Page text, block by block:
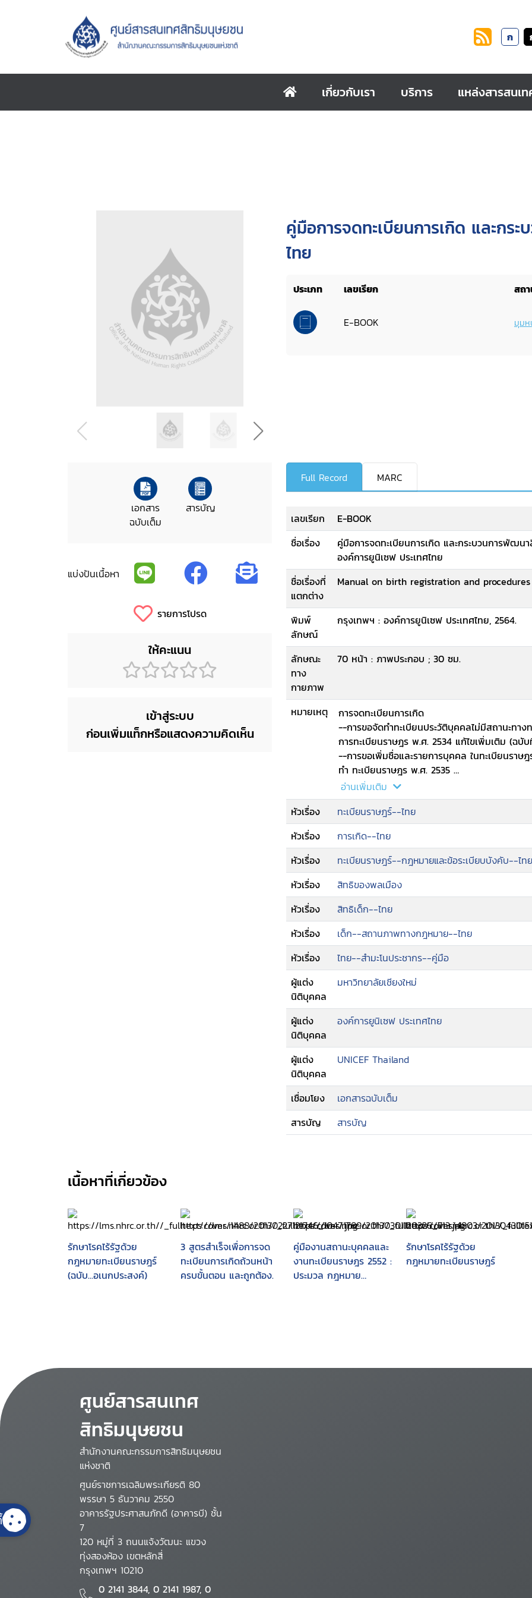
ก
เกี่ยวกับเรา บริการ แหล่งสารสนเ
คู่มือการจดทะเบียนการเกิด และก
ไทย
ประเภท เลขเรียก สถ
E-BOOK มุมห
เอกสาร
ฉบับเต็ม
สารบัญ
แบ่งปันเนื้อหา
รายการโปรด
ให้คะแนน
เข้าสู่ระบบ
ก่อนเพิ่มแท็กหรือแสดงความคิดเห็น
Full Record MARC
เลขเรียก
E-BOOK
ชื่อเรื่อง
คู่มือการจดทะเบียนการเกิด และกระบวนการพัฒ
องค์การยูนิเซฟ ประเทศไทย
ชื่อเรื่องที่
แตกต่าง
Manual on birth registration and
พิมพ์
ลักษณ์
กรุงเทพฯ : องค์การยูนิเซฟ ประเทศไทย, 2564.
ลักษณะ
ทาง
กายภาพ
70 หน้า : ภาพประกอบ ; 30 ซม.
หมายเหตุ
การจดทะเบียนการเกิด
--การขอจัดทำทะเบียนประวัติบุคคลไม่มีสถานะท
การทะเบียนราษฎร พ.ศ. 2534 แก้ไขเพิ่มเติม (ฉบั
--การขอเพิ่มชื่อและรายการบุคคล ในทะเบียนราษ
ทำ ทะเบียนราษฎร พ.ศ. 2535
--การขอลงรายการสัญชาติตามระเบียบสำนักทะเ
ในทะเบียบราษฎร ให้แก่บุคคลบนพื้นที่สูง พ.ศ.
--การขอลงรายการสัญชาติไทยตามมาตรา 23 แ
(ฉบับที่ 4) พ.ศ. 2551
--การขอสัญชาติไทย กรณีคนไร้รากเหง้า มาตรา
พ.ศ. 2534 แก้ไขเพิ่มเติม (ฉบับที่ 3) พ.ศ. 2562
--การขอพัฒนาสิทธิในสัญชาติไทยของคนไทยพ
เพิ่มเติม (ฉบับที่ 5) พ.ศ. 2555
--การขอรับรองสิทธิในสัญชาติไทยตามมาตรา 7
สัญชาติ พ.ศ. 2508 แก้ไขเพิ่มเติม (ฉบับที่ 4) พ.ศ.
--การขอหนังสือรับรองความจำเป็นที่จะต้องมีสัญ
ๆ ที่ไม่ใช่ชนกลุ่มน้อยหรือกลุ่มชาติพันธุ์ (นักเรียน/
--สรุปการเข้าถึงสิทธิอันจำเป็นของคนที่มีปัญหาสถ
อ่านเพิ่มเติม
หัวเรื่อง
ทะเบียนราษฎร์--ไทย
หัวเรื่อง
การเกิด--ไทย
หัวเรื่อง
ทะเบียนราษฎร์--กฎหมายและข้อระเบียบบังคับ--ไทย
หัวเรื่อง
สิทธิของพลเมือง
หัวเรื่อง
สิทธิเด็ก--ไทย
หัวเรื่อง
เด็ก--สถานภาพทางกฎหมาย--ไทย
หัวเรื่อง
ไทย--สำมะโนประชากร--คู่มือ
ผู้แต่ง
นิติบุคคล
มหาวิทยาลัยเชียงใหม่
ผู้แต่ง
นิติบุคคล
องค์การยูนิเซฟ ประเทศไทย
ผู้แต่ง
นิติบุคคล
UNICEF Thailand
เชื่อมโยง
เอกสารฉบับเต็ม
สารบัญ
สารบัญ
เนื้อหาที่เกี่ยวข้อง
รักษาโรคไร้รัฐด้วย
กฎหมายทะเบียนราษฎร์
(ฉบับ...อเนกประสงค์)
3 สูตรสำเร็จเพื่อการจด
ทะเบียนการเกิดถ้วนหน้า
ครบขั้นตอน และถูกต้อง.
คู่มืองานสถานะบุคคลและ
งานทะเบียนราษฎร 2552 :
ประมวล กฎหมาย
รักษาโรคไร้รัฐด้วย
กฎหมายทะเบียนราษฎร์
ศูนย์สารสนเทศ
สิทธิมนุษยชน
สำนักงานคณะกรรมการสิทธิมนุษยชน
แห่งชาติ
ศูนย์ราชการเฉลิมพระเกียรติ 80
พรรษา 5 ธันวาคม 2550
อาคารรัฐประศาสนภักดี (อาคารบี) ชั้น
7
120 หมู่ที่ 3 ถนนแจ้งวัฒนะ แขวง
ทุ่งสองห้อง เขตหลักสี่
กรุงเทพฯ 10210
0 2141 3844, 0 2141 1987, 0